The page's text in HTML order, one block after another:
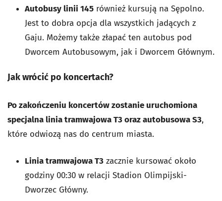
Autobusy linii 145 również kursują na Sępolno.
Jest to dobra opcja dla wszystkich jadących z
Gaju. Możemy także złapać ten autobus pod
Dworcem Autobusowym, jak i Dworcem Głównym.
Jak wrócić po koncertach?
Po zakończeniu koncertów zostanie uruchomiona
specjalna linia tramwajowa T3 oraz autobusowa S3,
które odwiozą nas do centrum miasta.
Linia tramwajowa T3 zacznie kursować około
godziny 00:30 w relacji Stadion Olimpijski-
Dworzec Główny.